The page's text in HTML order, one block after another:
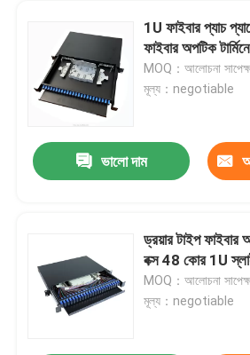
1U ফাইবার প্যাচ
ফাইবার অপটিক
MOQ：আলোচনা
মূল্য：negotiable
ভালো দাম
ড্রয়ার টাইপ ফাইবার
বক্স 48 কোর 1U
MOQ：আলোচনা
মূল্য：negotiable